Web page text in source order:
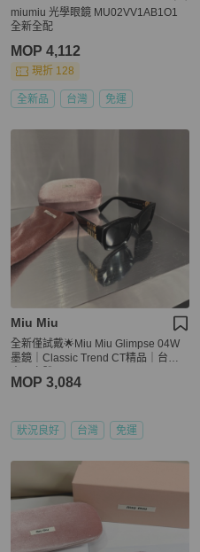
miumiu 光學眼鏡 MU02VV1AB1O1
全新全配
MOP 4,112
現折 128
全新品 台灣 免運
Miu Miu
全新僅試戴🌟Miu Miu Glimpse 04W
墨鏡｜Classic Trend CT精品｜台北
MOP 3,084
狀況良好 台灣 免運